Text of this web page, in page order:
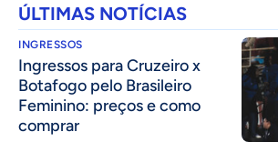
ÚLTIMAS NOTÍCIAS
INGRESSOS
Ingressos para Cruzeiro x
Botafogo pelo Brasileiro
Feminino: preços e como
comprar